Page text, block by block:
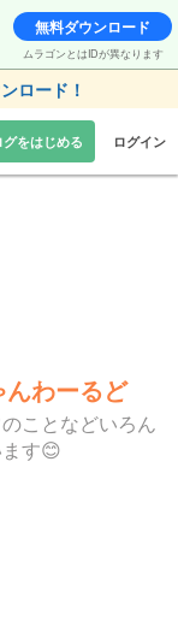
無料ダウンロード
ムラゴンとはIDが異なります
ロード！
グをはじめる ログイン
わーるど
ことなどいろん
す😊